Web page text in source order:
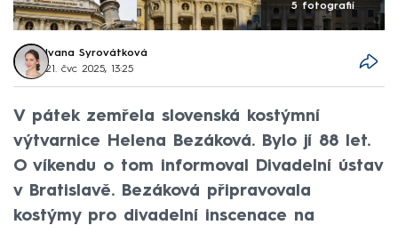
5 fotografií
Ivana Syrovátková
21. čvc 2025, 13:25
V pátek zemřela slovenská kostýmní
výtvarnice Helena Bezáková. Bylo jí 88 let.
O víkendu o tom informoval Divadelní ústav
v Bratislavě. Bezáková připravovala
kostýmy pro divadelní inscenace na